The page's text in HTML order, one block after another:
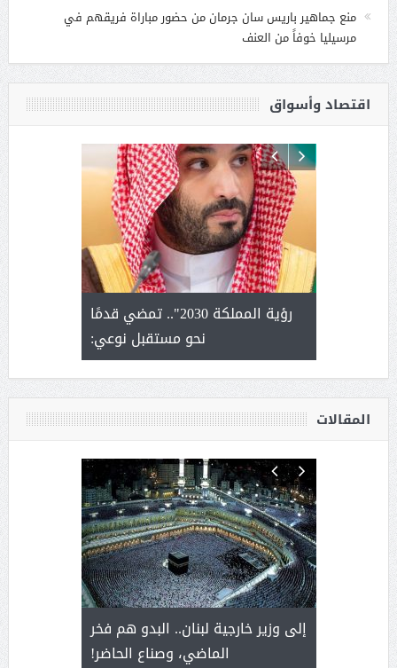
منع جماهير باريس سان جرمان من حضور مباراة فريقهم في
مرسيليا خوفاً من العنف
اقتصاد وأسواق
يحصل
رؤية المملكة 2030".. تمضي قدمًا
نحو مستقبل نوعي:
ورشة
المقالات
سلمان
إلى وزير خارجية لبنان.. البدو هم فخر
الماضي، وصناع الحاضر!
يحمل
من عشق